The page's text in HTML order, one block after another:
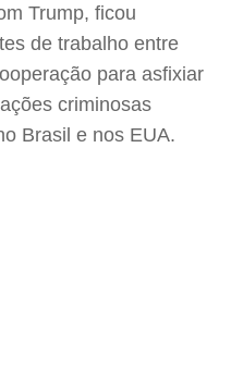
Trump, ficou
de trabalho entre
para asfixiar
criminosas
Brasil e nos EUA.